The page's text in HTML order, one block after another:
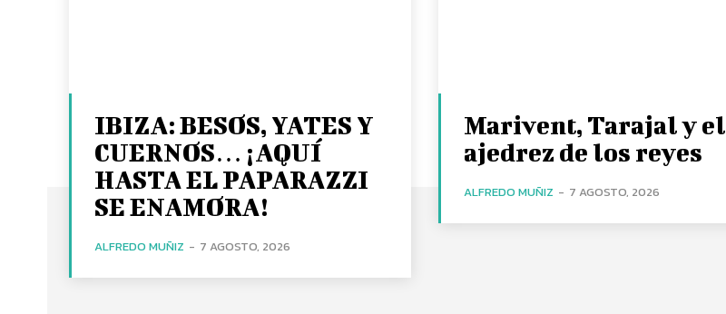
IBIZA: BESOS, YATES Y
CUERNOS… ¡AQUÍ
HASTA EL PAPARAZZI
SE ENAMORA!
ALFREDO MUÑIZ - 7 AGOSTO, 2026
Marivent, Tarajal y el
ajedrez de los reyes
ALFREDO MUÑIZ - 7 AGOSTO, 2026